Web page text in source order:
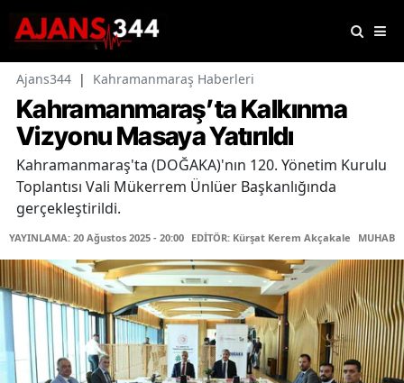
Ajans344 | Kahramanmaraş Haberleri
Kahramanmaraş’ta Kalkınma
Vizyonu Masaya Yatırıldı
Kahramanmaraş'ta (DOĞAKA)'nın 120. Yönetim Kurulu
Toplantısı Vali Mükerrem Ünlüer Başkanlığında
gerçekleştirildi.
YAYINLAMA: 20 Ağustos 2025 - 20:00 EDİTÖR: Kürşat Kerem Akçakale